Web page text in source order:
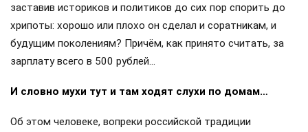
заставив историков и политиков до сих пор спорить до
хрипоты: хорошо или плохо он сделал и соратникам, и
будущим поколениям? Причём, как принято считать, за
зарплату всего в 500 рублей…
И словно мухи тут и там ходят слухи по домам…
Об этом человеке, вопреки российской традиции